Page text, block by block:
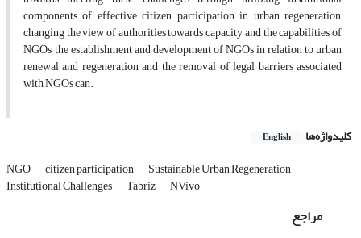
components of effective citizen participation in urban regeneration,
changing the view of authorities towards capacity and the capabilities of
NGOs, the establishment and development of NGOs in relation to urban
renewal and regeneration and the removal of legal barriers associated
with NGOs can.
کلیدواژه‌ها English
NGO citizen participation Sustainable Urban Regeneration
Institutional Challenges Tabriz NVivo
مراجع